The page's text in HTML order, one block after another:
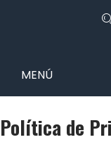
MENÚ
Política de